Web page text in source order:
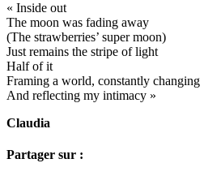
« Inside out
The moon was fading away
(The straw­ber­ries’ super moon)
Just remains the stripe of light
Half of it
Framing a world, cons­tantly chan­ging
And reflec­ting my inti­macy »
Claudia
Partager sur :